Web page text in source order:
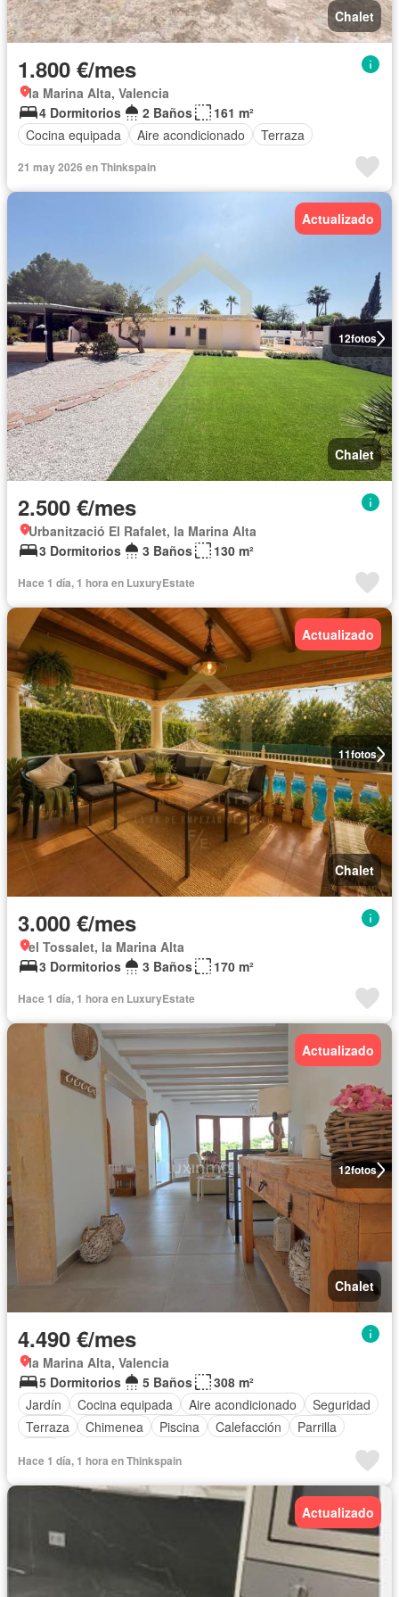
Chalet
1.800 €/mes
la Marina Alta, Valencia
4 Dormitorios
2 Baños
161 m²
Cocina equipada
Aire acondicionado Terraza
21 may 2026 en Thinkspain
12fotos
Actualizado
Chalet
2.500 €/mes
Urbanització El Rafalet, la Marina Alta
3 Dormitorios
3 Baños 130 m²
Hace 1 día, 1 hora en LuxuryEstate
11fotos
Actualizado
Chalet
3.000 €/mes
el Tossalet, la Marina Alta
3 Dormitorios
3 Baños 170 m²
Hace 1 día, 1 hora en LuxuryEstate
12fotos
Actualizado
Chalet
4.490 €/mes
la Marina Alta, Valencia
5 Dormitorios
5 Baños
308 m²
Jardín
Cocina equipada Aire acondicionado
Seguridad
Terraza
Chimenea Piscina Calefacción
Parrilla
Hace 1 día, 1 hora en Thinkspain
Actualizado